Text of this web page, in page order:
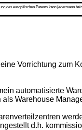
des europäischen Patents kann
Vorrichtung zum
automatisierte
Warehouse
d.h.